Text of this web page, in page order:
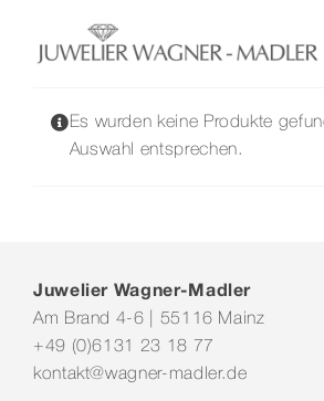
springen
Wellendorff
Es wurden keine Produkte
Auswahl entsprechen.
Juwelier Wagner-Madler
Am Brand 4-6 | 55116 Mainz
+49 (0)6131 23 18 77
kontakt@wagner-madler.de